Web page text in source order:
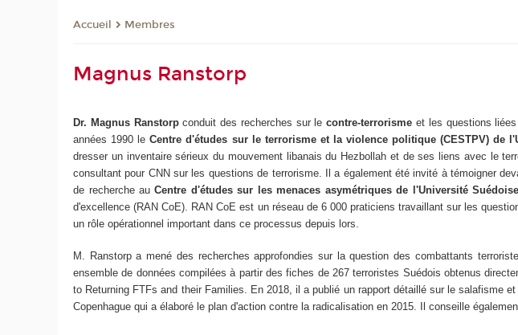
Accueil Membres
Magnus Ranstorp
Dr. Magnus Ranstorpconduit des recherches sur lecontre-terrorisme et les questions
années 1990 leCentre d'études sur le terrorisme et la violence politique (CESTPV) de
dresser un inventaire sérieux du mouvement libanais du Hezbollah et de ses liens avec le
consultant pour CNN sur les questions de terrorisme. Il a également été invité à témoigner
de recherche auCentre d'études sur les menaces asymétriques de l'Université
d'excellence (RAN CoE). RAN CoE est un réseau de 6 000 praticiens travaillant sur les
un rôle opérationnel important dans ce processus depuis lors.
M. Ranstorp a mené des recherches approfondies sur la question des combattants
ensemble de données compilées à partir des fiches de 267 terroristes Suédois obtenus
to Returning FTFs and their Families. En 2018, il a publié un rapport détaillé sur le salafisme
Copenhague qui a élaboré le plan d'action contre la radicalisation en 2015. Il conseille